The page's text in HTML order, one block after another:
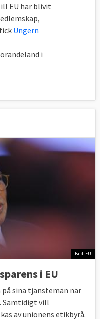
EU har blivit
Ungern
i
Bild: EU
i EU
sina tjänstemän när
Samtidigt vill
av unionens etikbyrå.